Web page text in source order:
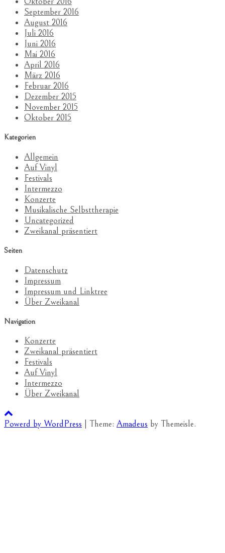
September 2016
August 2016
Juli 2016
Juni 2016
Mai 2016
April 2016
März 2016
Februar 2016
Dezember 2015
November 2015
Oktober 2015
Kategorien
Allgemein
Auf Vinyl
Festivals
Intermezzo
Konzerte
Musikalische Selbsttherapie
Uncategorized
Zweikanal präsentiert
Seiten
Datenschutz
Impressum
Impressum und Linktree
Über Zweikanal
Navigation
Konzerte
Zweikanal präsentiert
Festivals
Auf Vinyl
Intermezzo
Über Zweikanal
Powerd by WordPress Theme: Amadeus by Themeisle.